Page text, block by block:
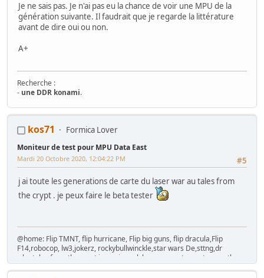
Je ne sais pas. Je n'ai pas eu la chance de voir une MPU de la
génération suivante. Il faudrait que je regarde la littérature
avant de dire oui ou non.
A+
Recherche :
- une DDR konami.
Arcade:Ma première borne JAMMA from scratch
Noel 2014 (Wip Humanitaire)
Flippers:Gottlieb Magnotron, Bally Freedom
Gottlieb Genesis,Data East Time Machine,Recel Lady Luck (Feu)
Jackpot: Bally Golden Continental
Hors Arcade: La construction de la GameRoom -Project D2KB
(Donkey Kong Key Box)-Testeur TTL/CMOS Artisanal
kos71 Formica Lover
Moniteur de test pour MPU Data East
#5
Mardi 20 Octobre 2020, 12:04:22 PM
j ai toute les generations de carte du laser war au tales from
the crypt . je peux faire le beta tester
@home: Flip TMNT, flip hurricane, Flip big guns, flip dracula,Flip
F14,robocop, lw3,jokerz, rockybullwinckle,star wars De,sttng,dr
who,tales from the crypt,jurassic park,laser war,gateway,tommy the
who,baby pacman./cab=Mortal kombat 2,hang on DX, time crisis,